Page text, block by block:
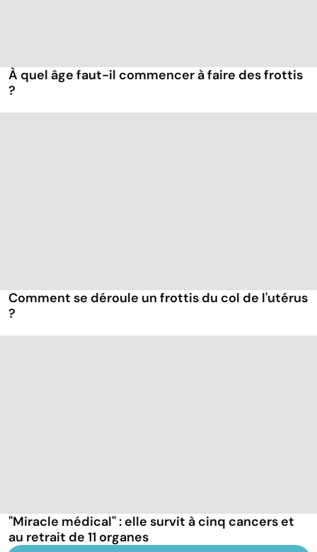
À quel âge faut-il commencer à faire des frottis
?
Comment se déroule un frottis du col de l'utérus
?
"Miracle médical" : elle survit à cinq cancers et
au retrait de 11 organes